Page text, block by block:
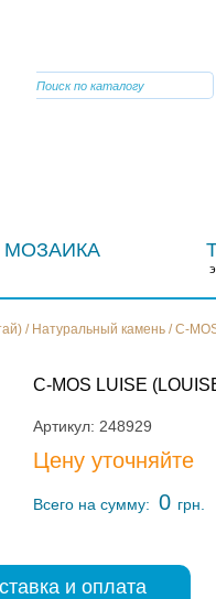
МОЗАИКА
/ Натуральный камень /C-
C-MOS LUISE
Артикул: 248929
Цену уточняйте
Всего на сумму: 0 грн.
и оплата